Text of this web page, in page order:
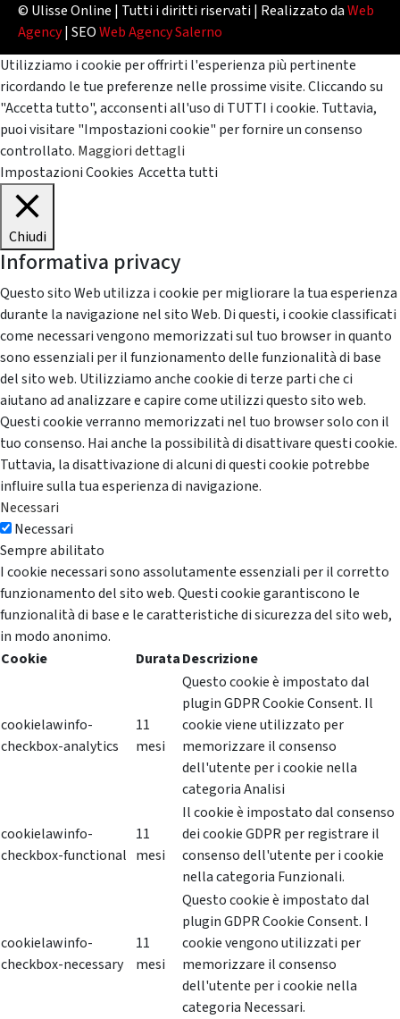
© Ulisse Online | Tutti i diritti riservati | Realizzato daWeb
Agency| SEOWeb Agency Salerno
Utilizziamo i cookie per offrirti l'esperienza più pertinente
ricordando le tue preferenze nelle prossime visite. Cliccando su
"Accetta tutto", acconsenti all'uso di TUTTI i cookie. Tuttavia,
puoi visitare "Impostazioni cookie" per fornire un consenso
controllato. Maggiori dettagli
Impostazioni Cookies Accetta tutti
Chiudi
Informativa privacy
Questo sito Web utilizza i cookie per migliorare la tua esperienza
durante la navigazione nel sito Web. Di questi, i cookie classificati
come necessari vengono memorizzati sul tuo browser in quanto
sono essenziali per il funzionamento delle funzionalità di base
del sito web. Utilizziamo anche cookie di terze parti che ci
aiutano ad analizzare e capire come utilizzi questo sito web.
Questi cookie verranno memorizzati nel tuo browser solo con il
tuo consenso. Hai anche la possibilità di disattivare questi cookie.
Tuttavia, la disattivazione di alcuni di questi cookie potrebbe
influire sulla tua esperienza di navigazione.
Necessari
Necessari
Sempre abilitato
I cookie necessari sono assolutamente essenziali per il corretto
funzionamento del sito web. Questi cookie garantiscono le
funzionalità di base e le caratteristiche di sicurezza del sito web,
in modo anonimo.
Cookie
DurataDescrizione
cookielawinfo-
checkbox-analytics
11
mesi
Questo cookie è impostato dal
plugin GDPR Cookie Consent. Il
cookie viene utilizzato per
memorizzare il consenso
dell'utente per i cookie nella
categoria Analisi
cookielawinfo-
checkbox-functional
11
mesi
Il cookie è impostato dal consenso
dei cookie GDPR per registrare il
consenso dell'utente per i cookie
nella categoria Funzionali.
cookielawinfo-
checkbox-necessary
11
mesi
Questo cookie è impostato dal
plugin GDPR Cookie Consent. I
cookie vengono utilizzati per
memorizzare il consenso
dell'utente per i cookie nella
categoria Necessari.